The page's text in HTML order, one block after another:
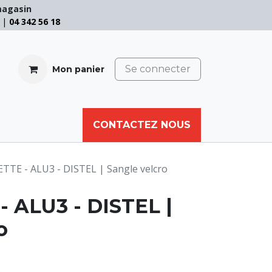
| 04 342 56 18
Mon panier Se connecter
CORDE AUTRES
CONTACTEZ NOUS
- ALU3 - DISTEL | Sangle velcro
ALU3 - DISTEL |